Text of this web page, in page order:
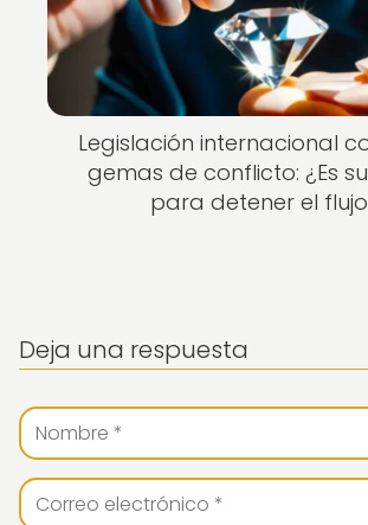
Legislación internacional
gemas de conflicto: ¿Es
para detener el
Deja una respuesta